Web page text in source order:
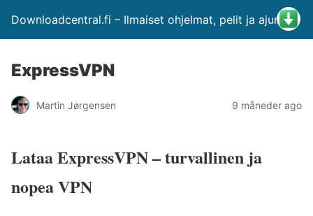
Downloadcentral.fi – Ilmaiset ohjelmat, pelit ja ajurit
ExpressVPN
Martin Jørgensen 9 måneder ago
Lataa ExpressVPN – turvallinen ja
nopea VPN